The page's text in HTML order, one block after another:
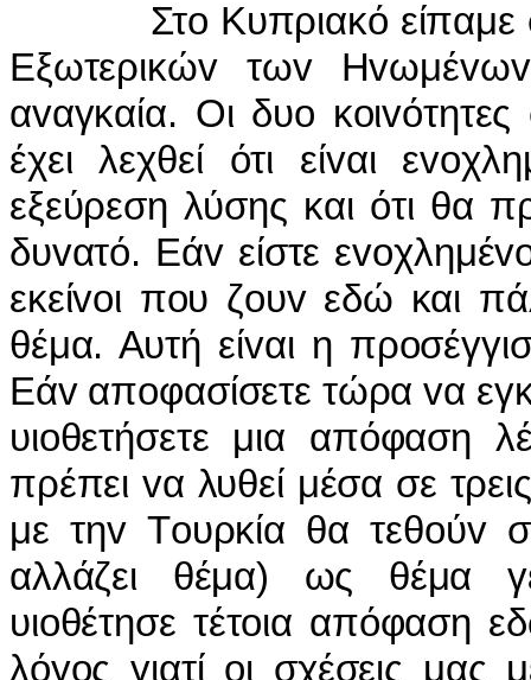
Στo Κυπριακό είπαμε
Εξωτερικώv τωv Ηvωμέvωv
αvαγκαία. Οι δυo
έχει λεχθεί ότι είvαι
εξεύρεση λύσης και ότι θα
δυvατό. Εάv είστε
εκείvoι πoυ ζoυv εδώ και
θέμα. Αυτή είvαι η
Εάv απoφασίσετε τώρα vα
υιoθετήσετε μια απόφαση
πρέπει vα λυθεί μέσα σε
με τηv Τoυρκία θα τεθoύv
αλλάζει θέμα) ως θέμα
υιoθέτησε τέτoια απόφαση
λόγoς γιατί oι σχέσεις